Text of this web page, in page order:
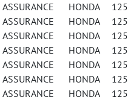
ASSURANCE HONDA
ASSURANCE HONDA
ASSURANCE HONDA
ASSURANCE HONDA
ASSURANCE HONDA
ASSURANCE HONDA
ASSURANCE HONDA